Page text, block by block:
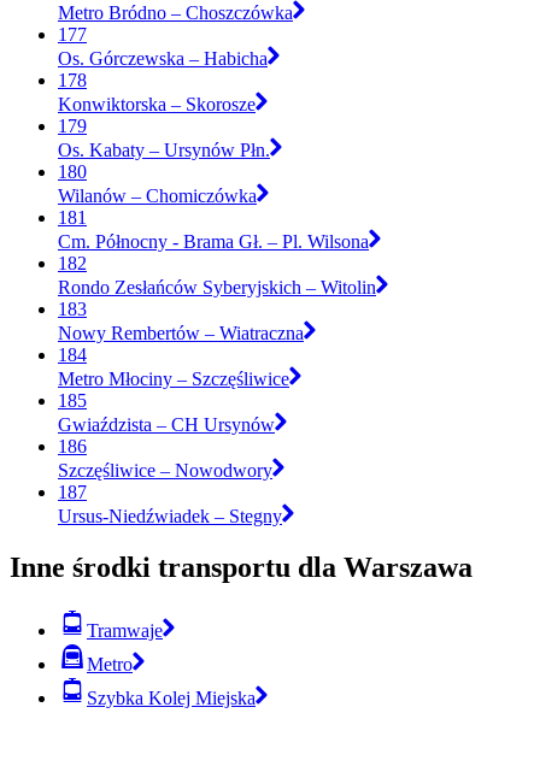
Metro Bródno – Choszczówka
177
Os. Górczewska – Habicha
178
Konwiktorska – Skorosze
179
Os. Kabaty – Ursynów Płn.
180
Wilanów – Chomiczówka
181
Cm. Północny - Brama Gł. – Pl. Wilsona
182
Rondo Zesłańców Syberyjskich – Witolin
183
Nowy Rembertów – Wiatraczna
184
Metro Młociny – Szczęśliwice
185
Gwiaździsta – CH Ursynów
186
Szczęśliwice – Nowodwory
187
Ursus-Niedźwiadek – Stegny
Inne środki transportu dla Warszawa
Tramwaje
Metro
Szybka Kolej Miejska